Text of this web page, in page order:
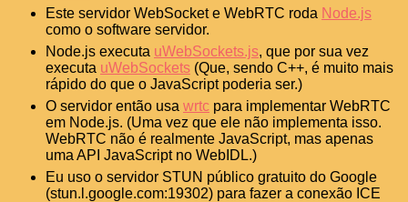
Este servidor WebSocket e WebRTC roda Node.js
como o software servidor.
Node.js executa uWebSockets.js, que por sua vez
executa uWebSockets (Que, sendo C++, é muito mais
rápido do que o JavaScript poderia ser.)
O servidor então usa wrtc para implementar WebRTC
em Node.js. (Uma vez que ele não implementa isso.
WebRTC não é realmente JavaScript, mas apenas
uma API JavaScript no WebIDL.)
Eu uso o servidor STUN público gratuito do Google
(stun.l.google.com:19302) para fazer a conexão ICE